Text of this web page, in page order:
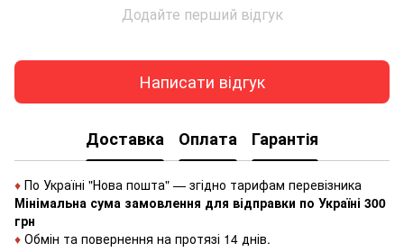
Додайте перший відгук
Написати відгук
Доставка Оплата Гарантія
♦ По Україні "Нова пошта" — згідно тарифам перевізника
Мінімальна сума замовлення для відправки по Україні 300
грн
♦ Обмін та повернення на протязі 14 днів.